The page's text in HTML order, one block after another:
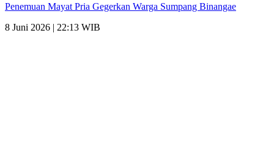
Penemuan Mayat Pria Gegerkan Warga Sumpang Binangae
8 Juni 2026 | 22:13 WIB